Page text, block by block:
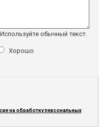
обычный текст.
Хорошо
на обработку персональных